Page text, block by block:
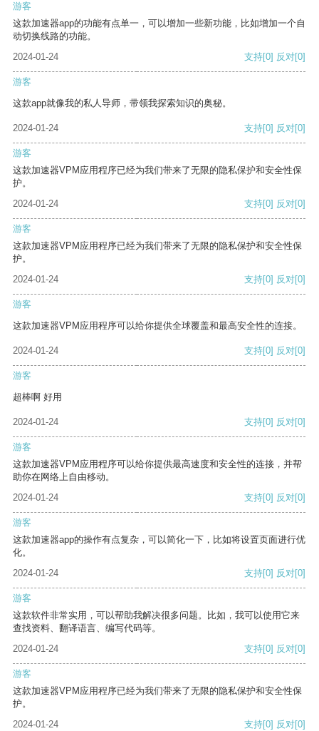
游客
这款加速器app的功能有点单一，可以增加一些新功能，比如增加一个自
动切换线路的功能。
2024-01-24
支持[0] 反对[0]
游客
这款app就像我的私人导师，带领我探索知识的奥秘。
2024-01-24 支持[0] 反对[0]
游客
这款加速器VPM应用程序已经为我们带来了无限的隐私保护和安全性保
护。
2024-01-24
支持[0] 反对[0]
游客
这款加速器VPM应用程序已经为我们带来了无限的隐私保护和安全性保
护。
2024-01-24
支持[0] 反对[0]
游客
这款加速器VPM应用程序可以给你提供全球覆盖和最高安全性的连接。
2024-01-24 支持[0] 反对[0]
游客
超棒啊 好用
2024-01-24 支持[0] 反对[0]
游客
这款加速器VPM应用程序可以给你提供最高速度和安全性的连接，并帮
助你在网络上自由移动。
2024-01-24
支持[0] 反对[0]
游客
这款加速器app的操作有点复杂，可以简化一下，比如将设置页面进行优
化。
2024-01-24
支持[0] 反对[0]
游客
这款软件非常实用，可以帮助我解决很多问题。比如，我可以使用它来
查找资料、翻译语言、编写代码等。
2024-01-24
支持[0] 反对[0]
游客
这款加速器VPM应用程序已经为我们带来了无限的隐私保护和安全性保
护。
2024-01-24
支持[0] 反对[0]